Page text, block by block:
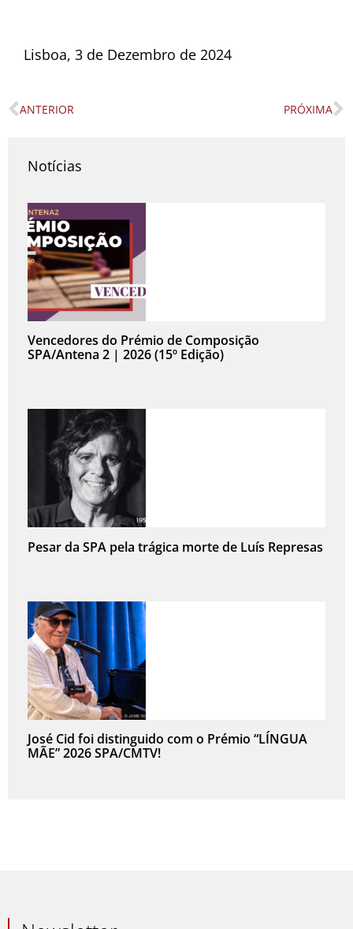
Lisboa, 3 de Dezembro de 2024
Prev
ANTERIOR PRÓXIMA
Notícias
Vencedores do Prémio de Composição
SPA/Antena 2 | 2026 (15º Edição)
Pesar da SPA pela trágica morte de Luís Represas
José Cid foi distinguido com o Prémio “LÍNGUA
MÃE” 2026 SPA/CMTV!